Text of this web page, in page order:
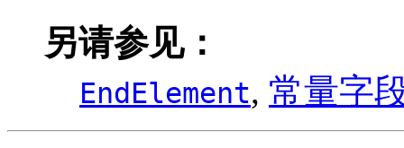
另请参见：
EndElement, 常量字